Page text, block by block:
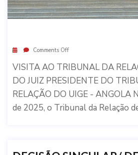
Comments Off
VISITA AO TRIBUNAL DA
DO JUIZ PRESIDENTE DO
RELAÇÃO DO UIGE - ANGOLA
de 2025, o Tribunal da Relação